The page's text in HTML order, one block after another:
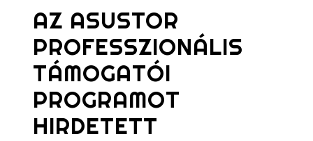
AZ ASUSTOR
PROFESSZIONÁLIS
TÁMOGATÓI
PROGRAMOT
HIRDETETT